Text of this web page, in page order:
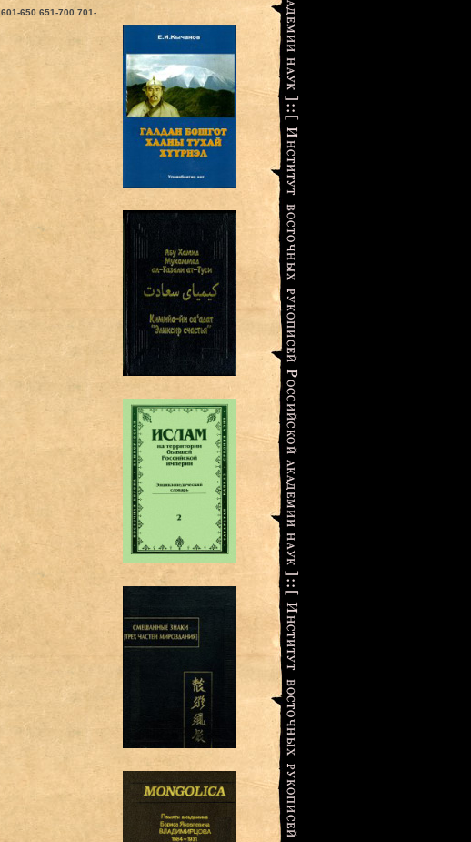
601-650 651-700 701-